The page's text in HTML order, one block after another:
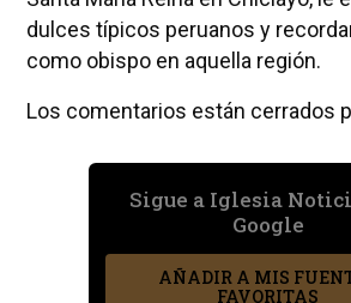
dulces típicos peruanos y
como obispo en aquella región.
Los comentarios están cerrados
Sigue a Iglesia
Google
AÑADIR A MIS
FAVORITAS